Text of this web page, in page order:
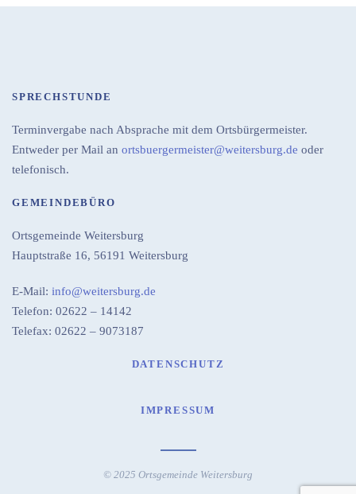
GEMEINDEBÜRO
Ortsgemeinde Weitersburg
Hauptstraße 16, 56191 Weitersburg
E-Mail: info@weitersburg.de
Telefon: 02622 – 14142
Telefax: 02622 – 9073187
SPRECHSTUNDE
Terminvergabe nach Absprache mit dem Ortsbürgermeister.
Entweder per Mail an ortsbuergermeister@weitersburg.de oder
telefonisch.
DATENSCHUTZ
IMPRESSUM
© 2025 Ortsgemeinde Weitersburg